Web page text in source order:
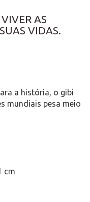
AS
VIDAS.
a história, o gibi
mundiais pesa meio
cm